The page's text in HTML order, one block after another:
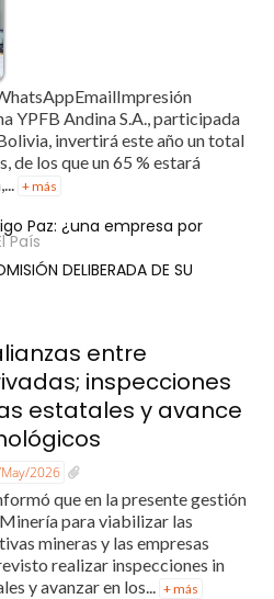
YPFB Andina S.A., participada
invertirá este año un total
de los que un 65 % estará
+ más
Paz: ¿una empresa por
País
DELIBERADA DE SU
entre
inspecciones
estatales y avance
2026
que en la presente gestión
para viabilizar las
mineras y las empresas
realizar inspecciones in
y avanzar en los... + más